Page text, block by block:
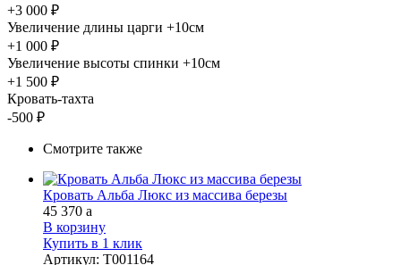
+3 000 ₽
Увеличение длины царги +10см
+1 000 ₽
Увеличение высоты спинки +10см
+1 500 ₽
Кровать-тахта
-500 ₽
Смотрите также
Кровать Альба Люкс из массива березы
45 370 a
В корзину
Купить в 1 клик
Артикул: Т001164